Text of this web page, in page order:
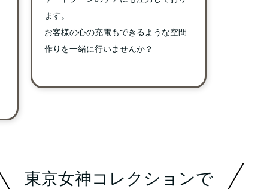
ます。
お客様の心の充電もできるような空間
作りを一緒に行いませんか？
東京女神コレクションで